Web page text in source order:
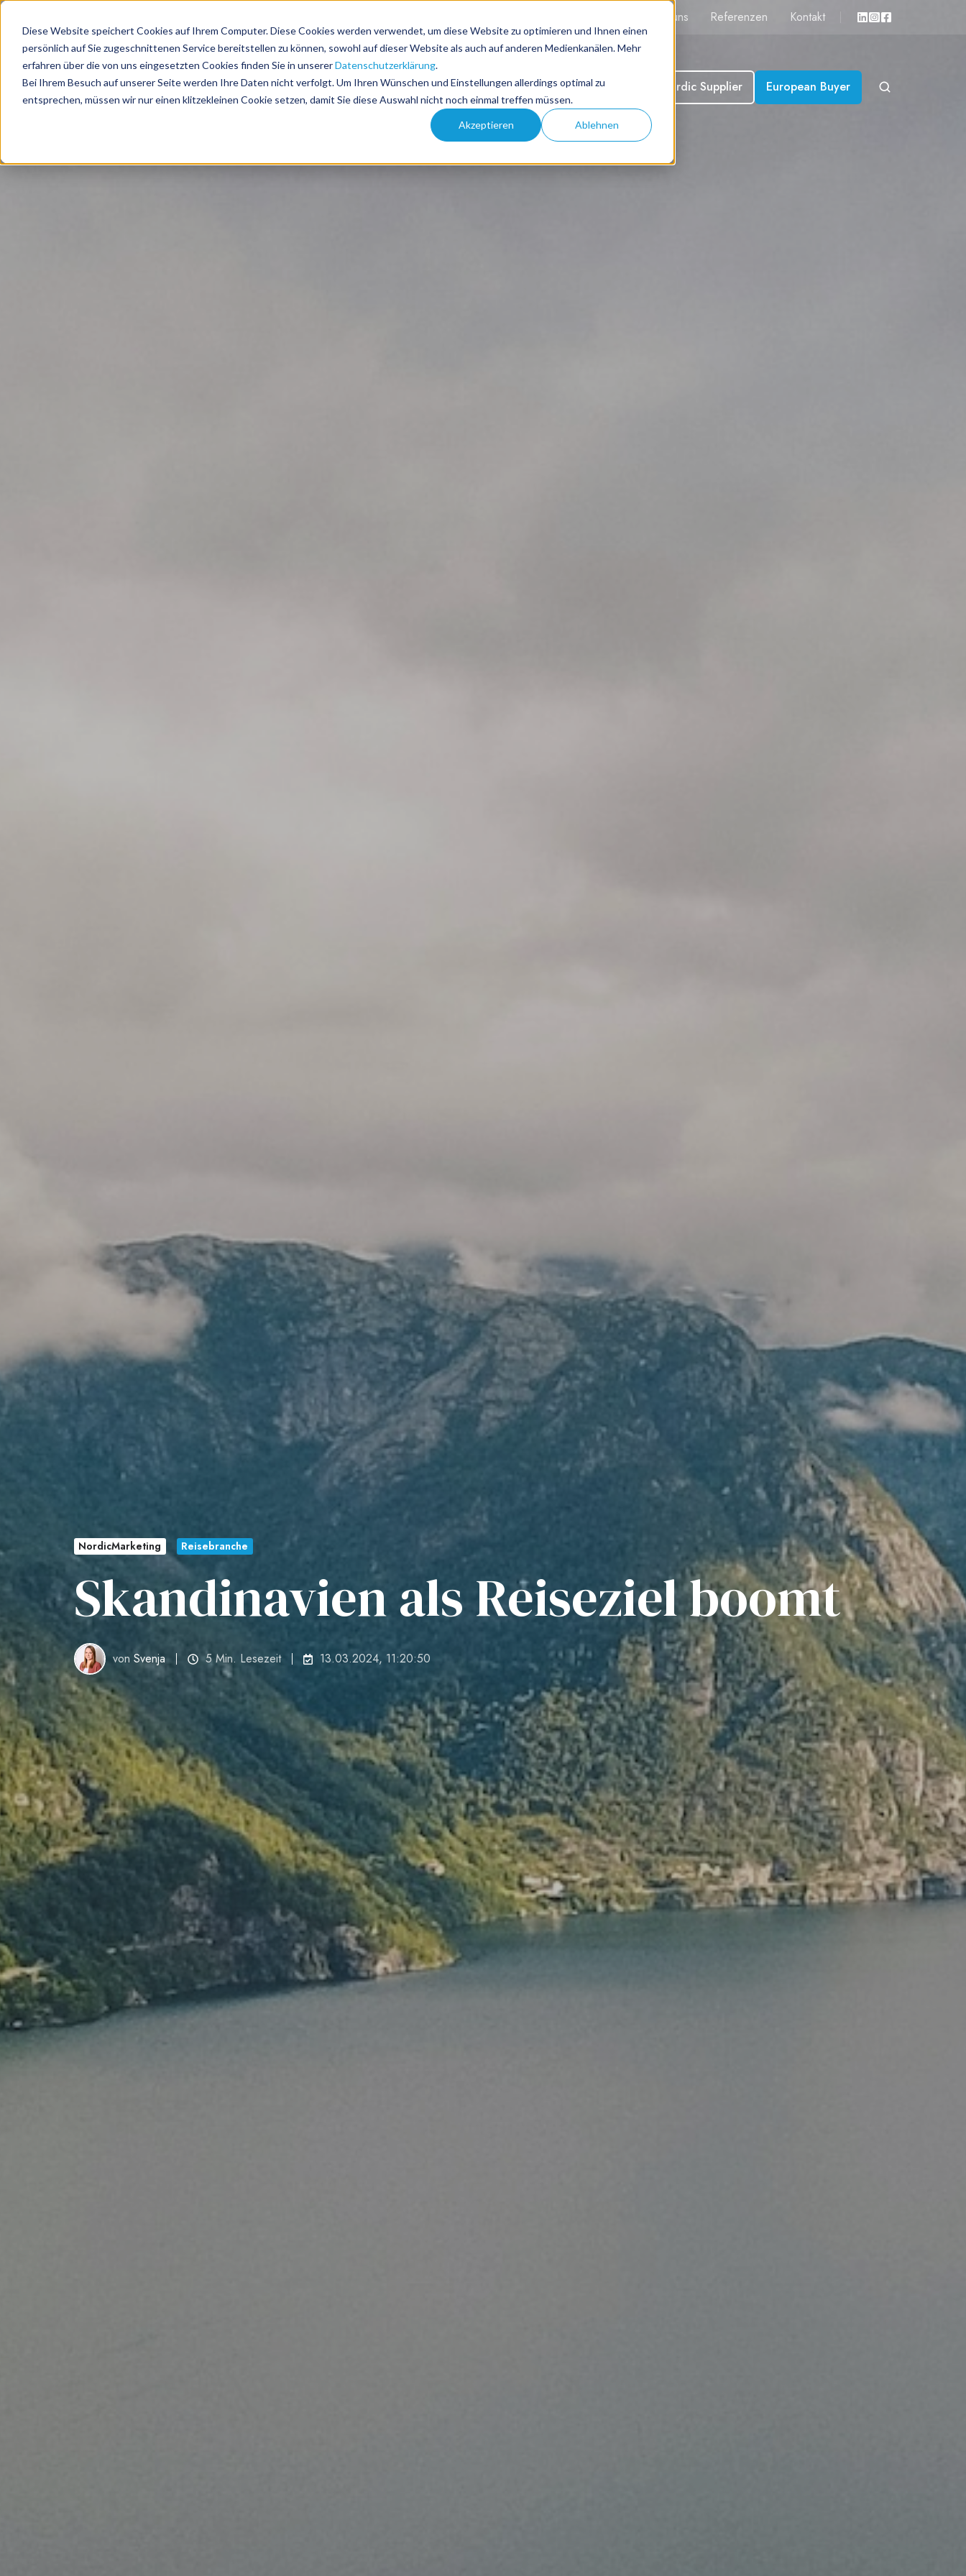
Diese Website speichert Cookies auf Ihrem Computer. Diese Cookies werden verwendet, um diese Website zu optimieren und Ihnen einen
persönlich auf Sie zugeschnittenen Service bereitstellen zu können, sowohl auf dieser Website als auch auf anderen Medienkanälen. Mehr
erfahren über die von uns eingesetzten Cookies finden Sie in unsererDatenschutzerklärung.
Bei Ihrem Besuch auf unserer Seite werden Ihre Daten nicht verfolgt. Um Ihren Wünschen und Einstellungen allerdings optimal zu
entsprechen, müssen wir nur einen klitzekleinen Cookie setzen, damit Sie diese Auswahl nicht noch einmal treffen müssen.
Akzeptieren Ablehnen
Über uns Referenzen Kontakt
Branchen-News Tourismus-Events Nordic Supplier European Buyer
NordicMarketing Reisebranche
Skandinavien als Reiseziel boomt
vonSvenja 5 Min. Lesezeit 13.03.2024, 11:20:50